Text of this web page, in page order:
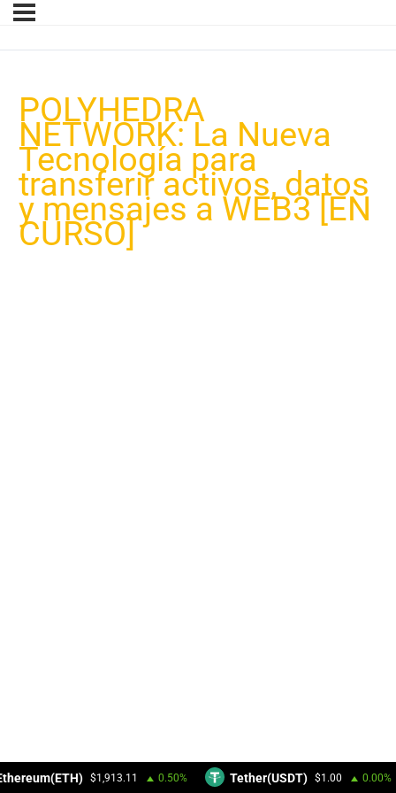
POLYHEDRA
NETWORK: La Nueva
Tecnología para
transferir activos, datos
y mensajes a WEB3 [EN
CURSO]
$1,913.11 0.50% Tether(USDT) $1.00 0.00%